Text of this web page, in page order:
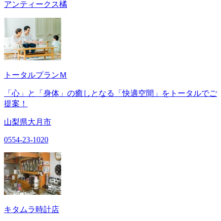
アンティークス橘
トータルプランＭ
「心」と「身体」の癒しとなる「快適空間」をトータルでご
提案！
山梨県大月市
0554-23-1020
キタムラ時計店